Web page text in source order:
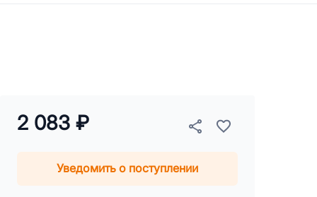
2 083 ₽
Уведомить о поступлении